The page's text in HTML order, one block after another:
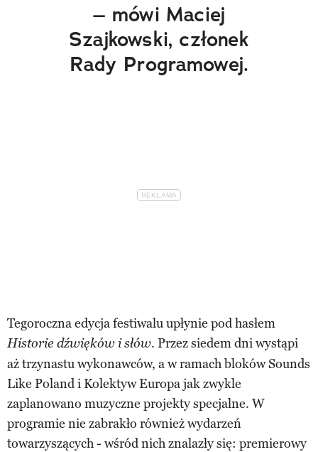
– mówi Maciej
Szajkowski, członek
Rady Programowej.
Tegoroczna edycja festiwalu upłynie pod hasłem
Historie dźwięków i słów. Przez siedem dni wystąpi
aż trzynastu wykonawców, a w ramach bloków Sounds
Like Poland i Kolektyw Europa jak zwykle
zaplanowano muzyczne projekty specjalne. W
programie nie zabrakło również wydarzeń
towarzyszących - wśród nich znalazły się: premierowy